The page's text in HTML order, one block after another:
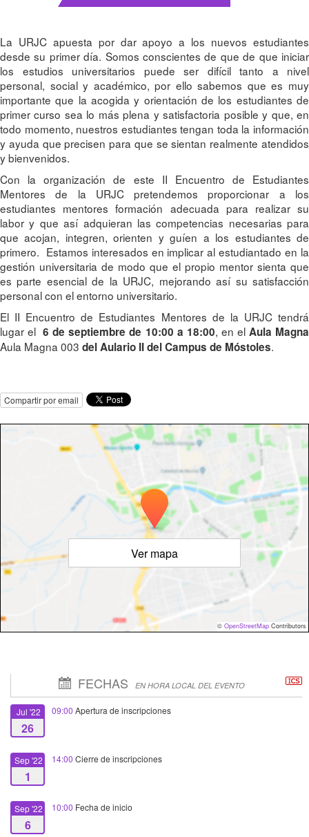
La URJC apuesta por dar apoyo a los nuevos estudiantes
desde su primer día. Somos conscientes de que de que iniciar
los estudios universitarios puede ser difícil tanto a nivel
personal, social y académico, por ello sabemos que es muy
importante que la acogida y orientación de los estudiantes de
primer curso sea lo más plena y satisfactoria posible y que, en
todo momento, nuestros estudiantes tengan toda la información
y ayuda que precisen para que se sientan realmente atendidos
y bienvenidos.
Con la organización de este II Encuentro de Estudiantes
Mentores de la URJC pretendemos proporcionar a los
estudiantes mentores formación adecuada para realizar su
labor y que así adquieran las competencias necesarias para
que acojan, integren, orienten y guíen a los estudiantes de
primero. Estamos interesados en implicar al estudiantado en la
gestión universitaria de modo que el propio mentor sienta que
es parte esencial de la URJC, mejorando así su satisfacción
personal con el entorno universitario.
El II Encuentro de Estudiantes Mentores de la URJC tendrá
lugar el 6 de septiembre de 10:00 a 18:00, en el Aula Magna
Aula Magna 003 del Aulario II delCampus de Móstoles.
Compartir por email
Ver mapa
© OpenStreetMap Contributors
FECHAS EN HORA LOCAL DEL EVENTO
Jul '22
26
09:00 Apertura de inscripciones
Sep '22
1
14:00 Cierre de inscripciones
Sep '22
6
10:00 Fecha de inicio